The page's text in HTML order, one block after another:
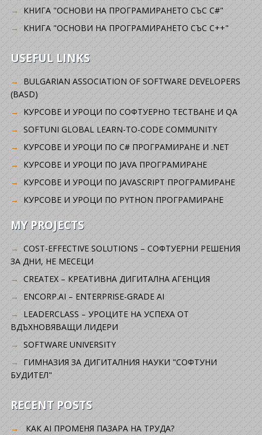
КНИГА "ОСНОВИ НА ПРОГРАМИРАНЕТО СЪС C#"
КНИГА "ОСНОВИ НА ПРОГРАМИРАНЕТО СЪС C++"
USEFUL LINKS
BULGARIAN ASSOCIATION OF SOFTWARE DEVELOPERS
(BASD)
KУРСОВЕ И УРОЦИ ПО СОФТУЕРНО ТЕСТВАНЕ И QA
SOFTUNI GLOBAL LEARN-TO-CODE COMMUNITY
КУРСОВЕ И УРОЦИ ПО C# ПРОГРАМИРАНЕ И .NET
КУРСОВЕ И УРОЦИ ПО JAVA ПРОГРАМИРАНЕ
КУРСОВЕ И УРОЦИ ПО JAVASCRIPT ПРОГРАМИРАНЕ
КУРСОВЕ И УРОЦИ ПО PYTHON ПРОГРАМИРАНЕ
MY PROJECTS
COST-EFFECTIVE SOLUTIONS – СОФТУЕРНИ РЕШЕНИЯ
ЗА ДНИ, НЕ МЕСЕЦИ
CREATEX – КРЕАТИВНА ДИГИТАЛНА АГЕНЦИЯ
ENCORP.AI – ENTERPRISE-GRADE AI
LEADERCLASS – УРОЦИТЕ НА УСПЕХА ОТ
ВДЪХНОВЯВАЩИ ЛИДЕРИ
SOFTWARE UNIVERSITY
ГИМНАЗИЯ ЗА ДИГИТАЛНИЯ НАУКИ "СОФТУНИ
БУДИТЕЛ"
RECENT POSTS
КАК AI ПРОМЕНЯ ПАЗАРА НА ТРУДА?